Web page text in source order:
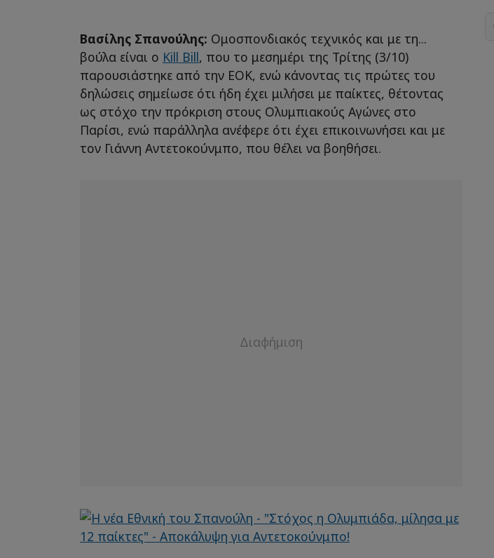
Βασίλης Σπανούλης: Ομοσπονδιακός τεχνικός και με τη...
βούλα είναι ο Kill Bill, που το μεσημέρι της Τρίτης (3/10)
παρουσιάστηκε από την ΕΟΚ, ενώ κάνοντας τις πρώτες του
δηλώσεις σημείωσε ότι ήδη έχει μιλήσει με παίκτες, θέτοντας
ως στόχο την πρόκριση στους Ολυμπιακούς Αγώνες στο
Παρίσι, ενώ παράλληλα ανέφερε ότι έχει επικοινωνήσει και με
τον Γιάννη Αντετοκούνμπο, που θέλει να βοηθήσει.